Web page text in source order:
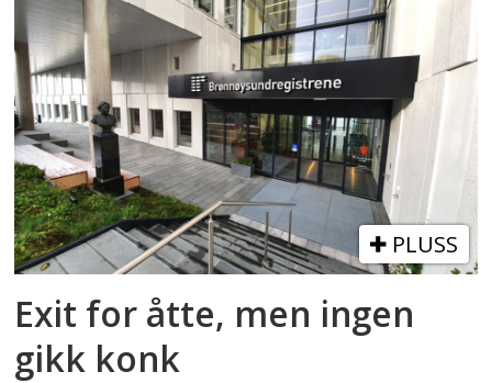
PLUSS
Exit for åtte, men ingen
gikk konk